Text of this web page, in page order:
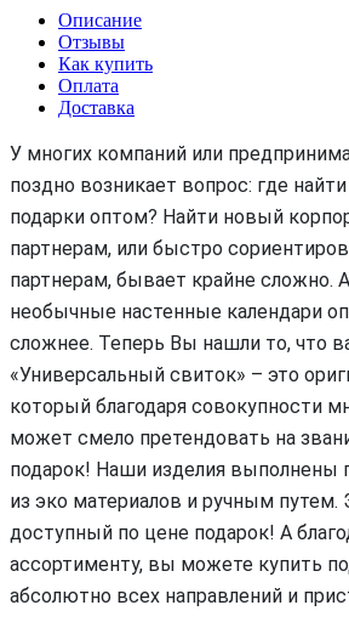
Описание
Отзывы
Как купить
Оплата
Доставка
У многих компаний или
поздно возникает вопрос: где
подарки оптом? Найти новый
партнерам, или быстро
партнерам, бывает крайне сложно.
необычные настенные календари
сложнее. Теперь Вы нашли то, что
«Универсальный свиток» – это
который благодаря совокупности
может смело претендовать на
подарок! Наши изделия выполнены
из эко материалов и ручным путем.
доступный по цене подарок! А
ассортименту, вы можете купить
абсолютно всех направлений и